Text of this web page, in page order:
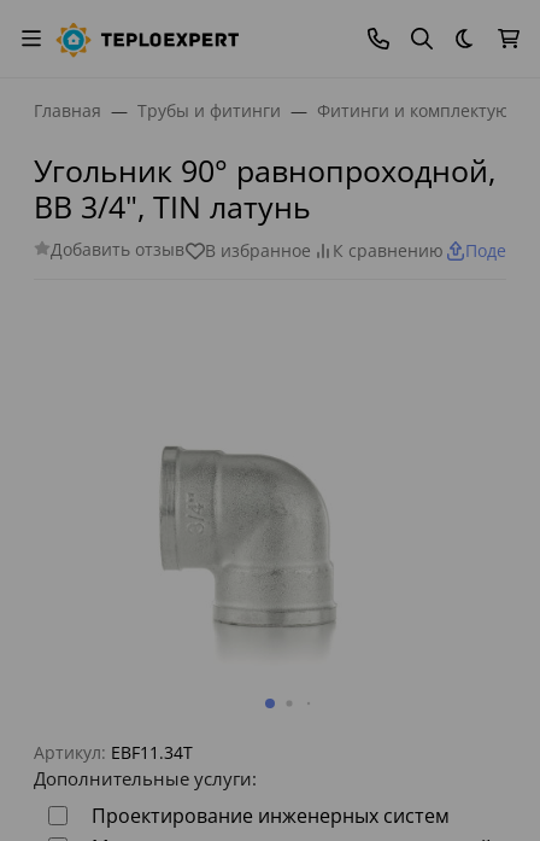
Темная
Главная Трубы и фитинги Фитинги и
Угольник 90° равнопроходной,
ВВ 3/4", TIN латунь
Добавить отзыв В избранное К сравнению
Артикул: EBF11.34T
Дополнительные услуги:
Проектирование инженерных систем